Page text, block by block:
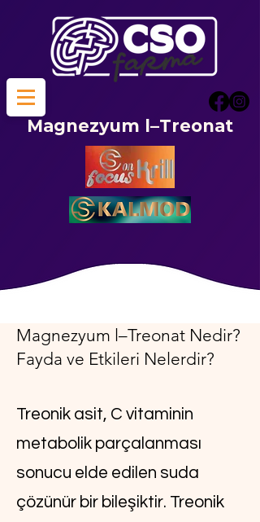
Magnezyum l–Treonat
Magnezyum l–Treonat Nedir?
Fayda ve Etkileri Nelerdir?
Treonik asit, C vitaminin
metabolik parçalanması
sonucu elde edilen suda
çözünür bir bileşiktir. Treonik